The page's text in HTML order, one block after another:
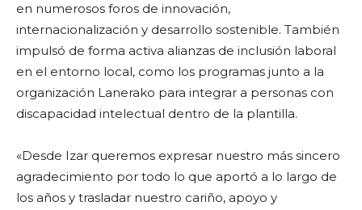
en numerosos foros de innovación,
internacionalización y desarrollo sostenible. También
impulsó de forma activa alianzas de inclusión laboral
en el entorno local, como los programas junto a la
organización Lanerako para integrar a personas con
discapacidad intelectual dentro de la plantilla.
«Desde Izar queremos expresar nuestro más sincero
agradecimiento por todo lo que aportó a lo largo de
los años y trasladar nuestro cariño, apoyo y